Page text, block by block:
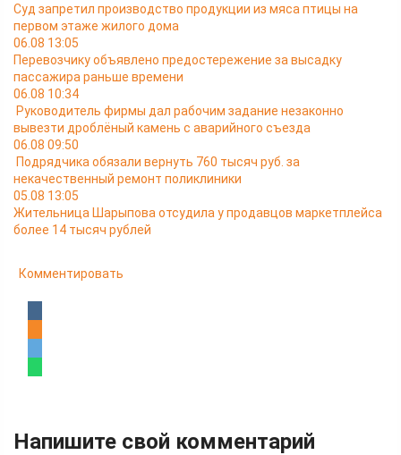
Суд запретил производство продукции из мяса птицы на
первом этаже жилого дома
06.08 13:05
Перевозчику объявлено предостережение за высадку
пассажира раньше времени
06.08 10:34
Руководитель фирмы дал рабочим задание незаконно
вывезти дроблёный камень с аварийного съезда
06.08 09:50
Подрядчика обязали вернуть 760 тысяч руб. за
некачественный ремонт поликлиники
05.08 13:05
Жительница Шарыпова отсудила у продавцов маркетплейса
более 14 тысяч рублей
Комментировать
Напишите свой комментарий